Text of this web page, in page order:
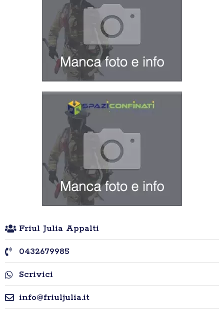
Friul Julia Appalti
0432679985
Scrivici
info@friuljulia.it